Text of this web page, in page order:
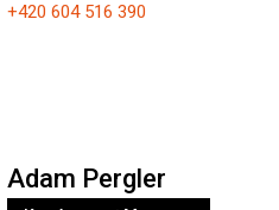
+420 604 516 390
Adam Pergler